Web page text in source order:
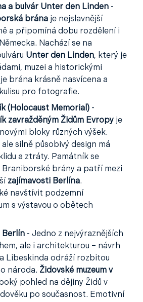
a bulvár Unter den Linden -
brána je nejslavnější
a připomíná dobu rozdělení i
Nachází se na
Unter den Linden, který je
muzei a historickými
brána krásně nasvícena a
pro fotografie.
(Holocaust Memorial) -
zavražděným Židům Evropy je
bloky různých výšek.
silně působivý design má
a ztráty. Památník se
Braniborské brány a patří mezi
zajímavosti Berlína.
navštívit podzemní
s výstavou o obětech
Berlín - Jedno z nejvýraznějších
ale i architekturou – návrh
Libeskinda odráží rozbitou
národa. Židovské muzeum v
pohled na dějiny Židů v
po současnost. Emotivní